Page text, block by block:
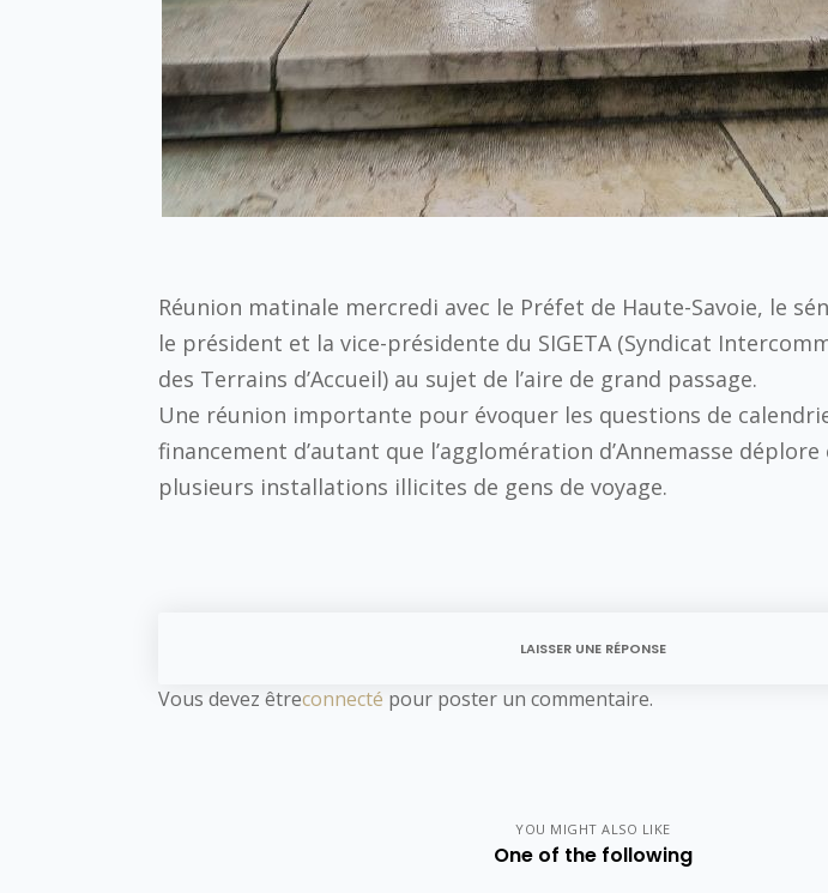
Réunion matinale mercredi avec le Préfet de Haute-Savoie, le
le président et la vice-présidente du SIGETA (Syndicat
des Terrains d’Accueil) au sujet de l’aire de grand passage.
Une réunion importante pour évoquer les questions de
financement d’autant que l’agglomération d’Annemasse
plusieurs installations illicites de gens de voyage.
LAISSER UNE RÉPONSE
Vous devez êtreconnecté pour poster un commentaire.
YOU MIGHT ALSO LIKE
One of the following